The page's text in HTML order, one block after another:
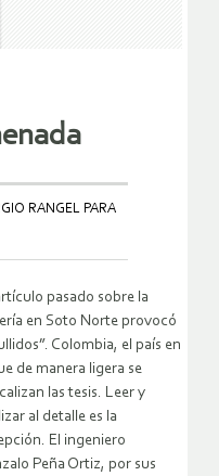
RANGEL PARA
pasado sobre la
en Soto Norte provocó
Colombia, el país en
de manera ligera se
las tesis. Leer y
al detalle es la
El ingeniero
Peña Ortiz, por sus